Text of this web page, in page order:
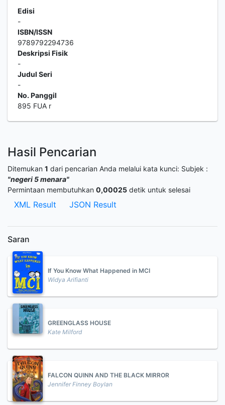
Edisi
-
ISBN/ISSN
9789792294736
Deskripsi Fisik
-
Judul Seri
-
No. Panggil
895 FUA r
Hasil Pencarian
Ditemukan 1 dari pencarian Anda melalui kata kunci: Subjek :
"negeri 5 menara"
Permintaan membutuhkan 0,00025 detik untuk selesai
XML Result JSON Result
Saran
If You Know What Happened in MCI
Widya Arifianti
GREENGLASS HOUSE
Kate Milford
FALCON QUINN AND THE BLACK MIRROR
Jennifer Finney Boylan